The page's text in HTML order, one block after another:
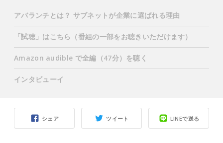
シェア ツイート LINEで送る
アバランチとは？ サブネットが企業に選ばれる理由
「試聴」はこちら（番組の一部をお聴きいただけます）
Amazon audible で全編（47分）を聴く
インタビューイ